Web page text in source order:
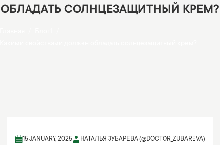
ОБЛАДАТЬ СОЛНЦЕЗАЩИТНЫЙ КРЕМ?
15 JANUARY, 2025
НАТАЛЬЯ ЗУБАРЕВА (@DOCTOR_ZUBAREVA)